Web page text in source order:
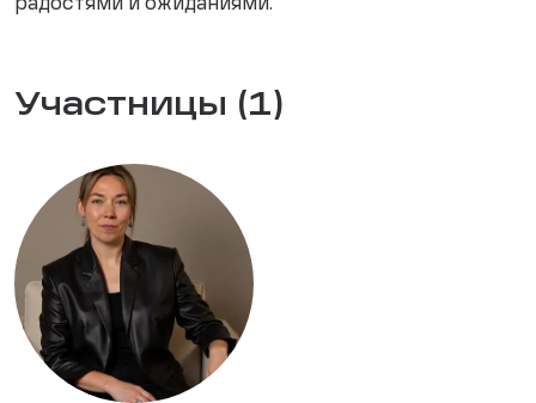
радостями и ожиданиями.
Участницы (1)